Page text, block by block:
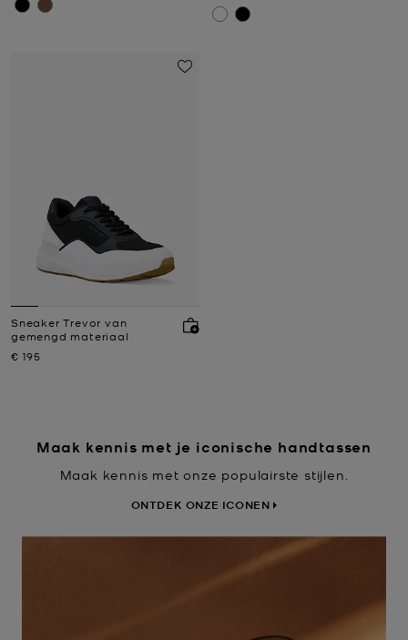
Sneaker Trevor van
gemengd materiaal
Nu
€ 195
Maak kennis met je iconische handtassen
Maak kennis met onze populairste stijlen.
ONTDEK ONZE ICONEN